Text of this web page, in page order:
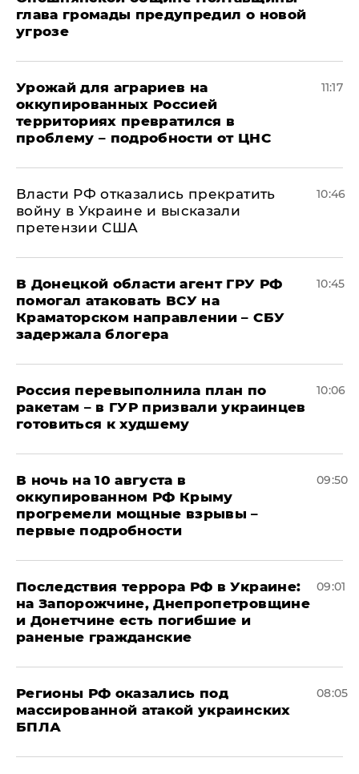
глава громады предупредил о новой
угрозе
Урожай для аграриев на
оккупированных Россией
территориях превратился в
проблему – подробности от ЦНС
11:17
Власти РФ отказались прекратить
войну в Украине и высказали
претензии США
10:46
В Донецкой области агент ГРУ РФ
помогал атаковать ВСУ на
Краматорском направлении – СБУ
задержала блогера
10:45
Россия перевыполнила план по
ракетам – в ГУР призвали украинцев
готовиться к худшему
10:06
В ночь на 10 августа в
оккупированном РФ Крыму
прогремели мощные взрывы –
первые подробности
09:50
Последствия террора РФ в Украине:
на Запорожчине, Днепропетровщине
и Донетчине есть погибшие и
раненые гражданские
09:01
Регионы РФ оказались под
массированной атакой украинских
БПЛА
08:05